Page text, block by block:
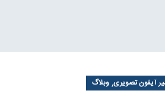
آیفون تصویری, وبلاگ